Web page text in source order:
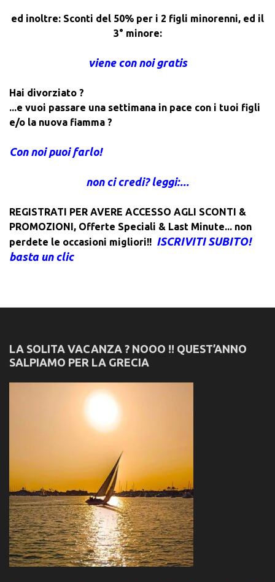
ed inoltre: Sconti del 50% per i 2 figli minorenni, ed il
3° minore:
viene con noi gratis
Hai divorziato ?
...e vuoi passare una settimana in pace con i tuoi figli
e/o la nuova fiamma ?
Con noi puoi farlo!
non ci credi? leggi:...
REGISTRATI PER AVERE ACCESSO AGLI SCONTI &
PROMOZIONI, Offerte Speciali & Last Minute... non
perdete le occasioni migliori!! ISCRIVITI SUBITO!
basta un clic
LA SOLITA VACANZA ? NOOO !! QUEST’ANNO
SALPIAMO PER LA GRECIA